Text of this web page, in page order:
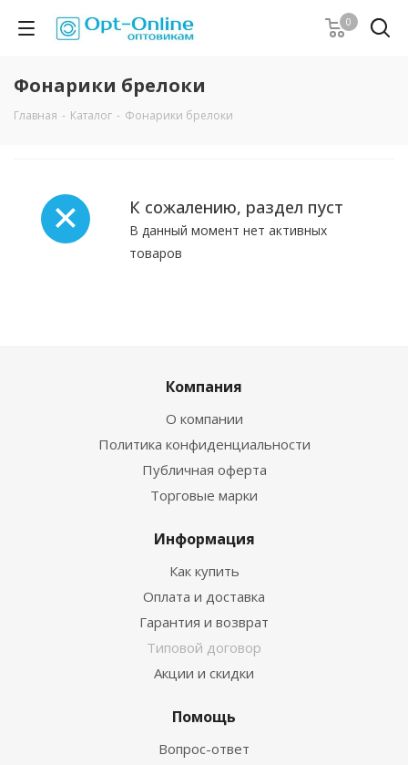
0
Фонарики брелоки
Главная - Каталог - Фонарики брелоки
К сожалению, раздел пуст
В данный момент нет активных
товаров
Компания
О компании
Политика конфиденциальности
Публичная оферта
Торговые марки
Информация
Как купить
Оплата и доставка
Гарантия и возврат
Типовой договор
Акции и скидки
Помощь
Вопрос-ответ